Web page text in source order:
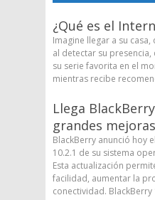
¿Qué es el
Imagine llegar a su
al detectar su
su serie favorita en el
mientras recibe
Llega
grandes mejoras
BlackBerry anunció hoy
10.2.1 de su sistema
Esta actualización
facilidad, aumentar la
conectividad. BlackBerry